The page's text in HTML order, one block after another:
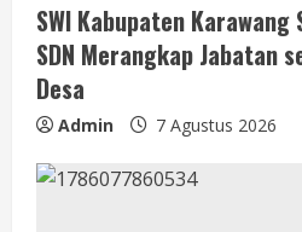
SWI Kabupaten Karawang
SDN Merangkap Jabatan
Desa
Admin 7 Agustus 2026